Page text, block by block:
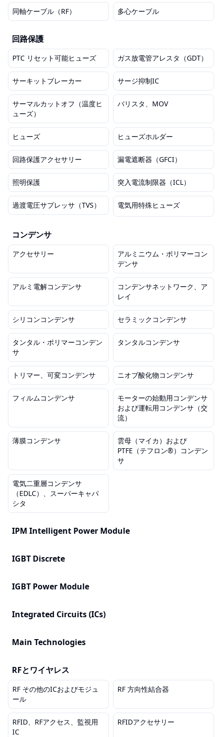
同軸ケーブル（RF） 多心ケーブル
回路保護
PTC リセット可能ヒューズ ガス放電管アレスタ（GDT）
サーキットブレーカー サージ抑制IC
サーマルカットオフ（温度ヒ
ューズ）
バリスタ、MOV
ヒューズ ヒューズホルダー
回路保護アクセサリー 漏電遮断器（GFCI）
照明保護 突入電流制限器（ICL）
過渡電圧サプレッサ（TVS） 電気用特殊ヒューズ
コンデンサ
アクセサリー
アルミニウム・ポリマーコン
デンサ
アルミ電解コンデンサ
コンデンサネットワーク、ア
レイ
シリコンコンデンサ セラミックコンデンサ
タンタル・ポリマーコンデン
サ
タンタルコンデンサ
トリマー、可変コンデンサ ニオブ酸化物コンデンサ
フィルムコンデンサ
モーターの始動用コンデンサ
および運転用コンデンサ（交
流）
薄膜コンデンサ
雲母（マイカ）および
PTFE（テフロン®）コンデン
サ
電気二重層コンデンサ
（EDLC）、スーパーキャパ
シタ
IPM Intelligent Power Module
IGBT Discrete
IGBT Power Module
Integrated Circuits (ICs)
Main Technologies
RFとワイヤレス
RF その他のICおよびモジュ
ール
RF 方向性結合器
RFID、RFアクセス、監視用
IC
RFIDアクセサリー